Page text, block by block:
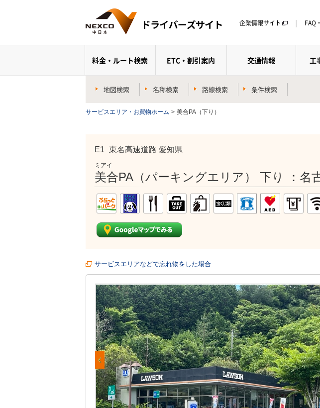
企業情報サイト FAQ
料金・ルート検索 ETC・割引案内 交通情報 工
地図検索 名称検索 路線検索 条件検索
サービスエリア・お買物ホーム > 美合PA（下り）
E1 東名高速道路 愛知県
ミアイ
美合PA（パーキングエリア） 下り ：名
サービスエリアなどで忘れ物をした場合